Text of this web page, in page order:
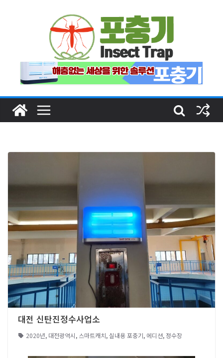
대전 신탄진정수사업소
2020년, 대전광역시, 스마트캐치,실내용 포충기, 에디션, 정수장